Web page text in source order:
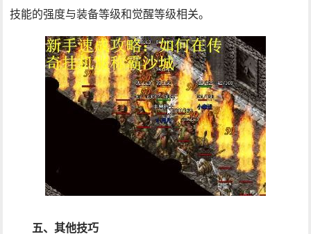
技能的强度与装备等级和觉醒等级相关。
五、其他技巧